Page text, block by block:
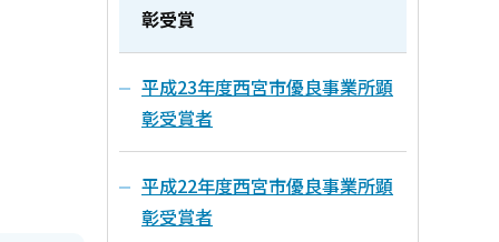
彰受賞
平成23年度西宮市優良事業所顕
彰受賞者
平成22年度西宮市優良事業所顕
彰受賞者